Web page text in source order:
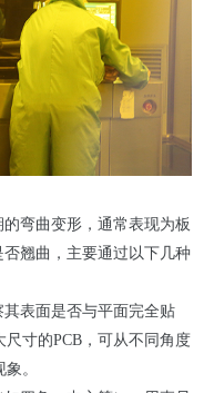
弯曲变形，通常表现为板
翘曲，主要通过以下几种
其表面是否与平面完全贴
寸的PCB，可从不同角度
。